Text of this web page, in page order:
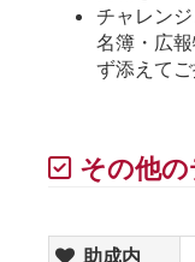
チャレン
名簿・広
ず添えてご
その他
助成内